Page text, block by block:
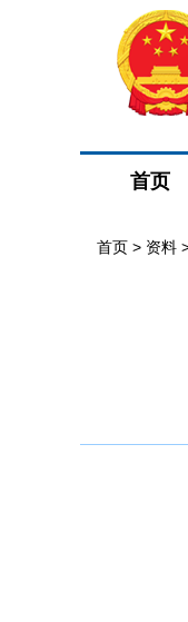
首页
首页 > 资料